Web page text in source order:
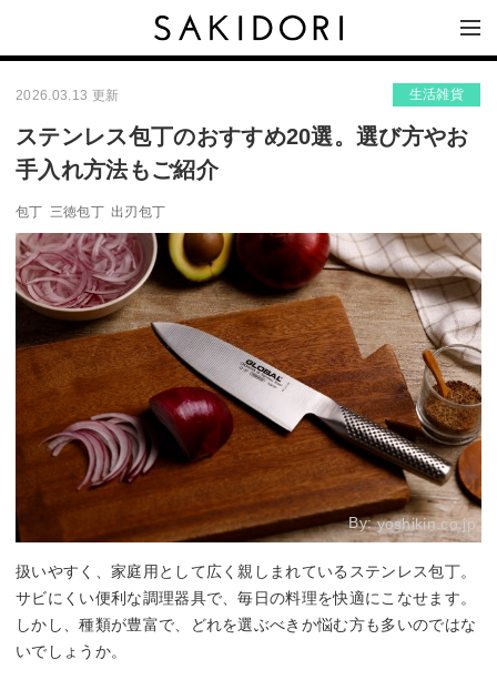
2026.03.13 更新 生活雑貨
ステンレス包丁のおすすめ20選。選び方やお
手入れ方法もご紹介
包丁 三徳包丁 出刃包丁
By:yoshikin.co.jp
扱いやすく、家庭用として広く親しまれているステンレス包丁。
サビにくい便利な調理器具で、毎日の料理を快適にこなせます。
しかし、種類が豊富で、どれを選ぶべきか悩む方も多いのではな
いでしょうか。